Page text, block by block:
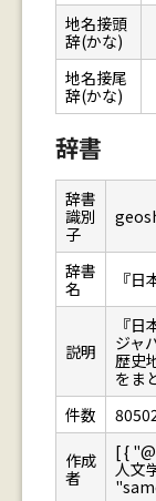
地名接頭
辞(かな)
地名接尾
辞(かな)
辞書
辞書
識別
子
辞書
名
『
説明
『
ジャ
歴史
をま
件数
作成
者
[ {
人文